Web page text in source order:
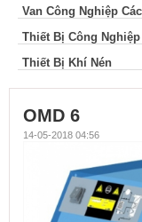
Van Công Nghiệp
Thiết Bị Công Nghiệp
Thiết Bị Khí Nén
OMD 6
14-05-2018 04:56